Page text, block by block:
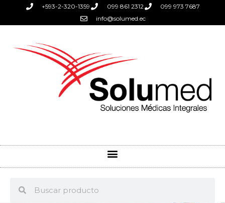
+593-2-320-1359 099 861 2312
099 973 7687
info@solumed.ec